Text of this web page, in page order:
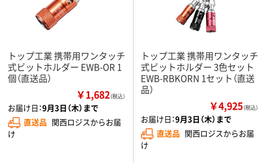
トップ工業 携帯用ワンタッチ
式ビットホルダー EWB-OR 1
個（直送品）
￥1,682（税込）
お届け日：9月3日（木）まで
直送品 関西ロジスからお届
け
トップ工業 携帯用ワンタッチ
式ビットホルダー 3色セット
EWB-RBKORN 1セット（直送
品）
￥4,925（税込）
お届け日：9月3日（木）まで
直送品 関西ロジスからお届
け